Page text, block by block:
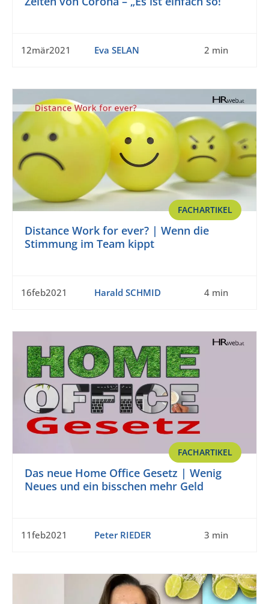
12mär2021 Eva SELAN 2 min
FACHARTIKEL
Distance Work for ever? | Wenn die
Stimmung im Team kippt
16feb2021 Harald SCHMID 4 min
FACHARTIKEL
Das neue Home Office Gesetz | Wenig
Neues und ein bisschen mehr Geld
11feb2021 Peter RIEDER 3 min